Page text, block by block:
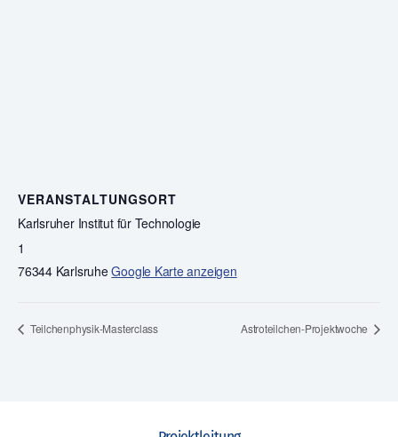
VERANSTALTUNGSORT
Karlsruher Institut für Technologie
1
76344 KarlsruheGoogle Karte anzeigen
Teilchenphysik-Masterclass Astroteilchen-Projektwoche